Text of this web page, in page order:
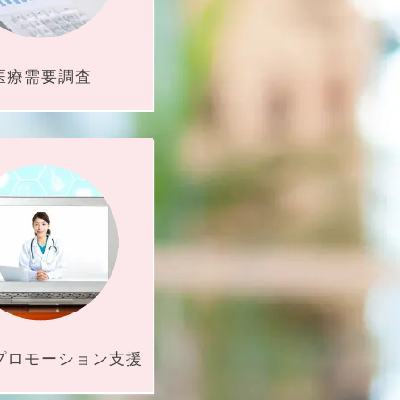
療需要調査
ロ モーション支援